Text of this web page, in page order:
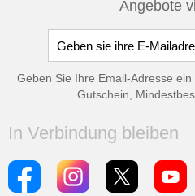
Angebote
Geben Sie Ihre Email-Adresse
Gutschein,
In Verbindung bleiben